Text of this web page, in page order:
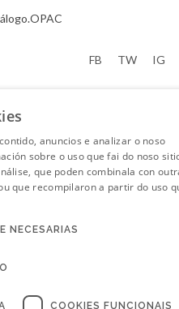
FB TW IG
anuncios e analizar o noso
sobre o uso que fai do noso
que poden combinala con
que recompilaron a partir do uso
NECESARIAS
COOKIES FUNCIONAIS